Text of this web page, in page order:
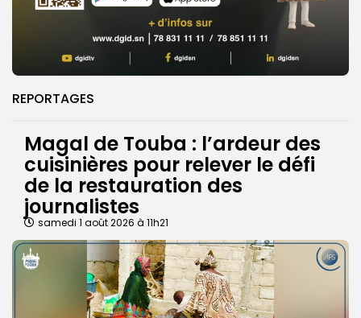
REPORTAGES
Magal de Touba : l’ardeur des
cuisinières pour relever le défi
de la restauration des
journalistes
samedi 1 août 2026 à 11h21